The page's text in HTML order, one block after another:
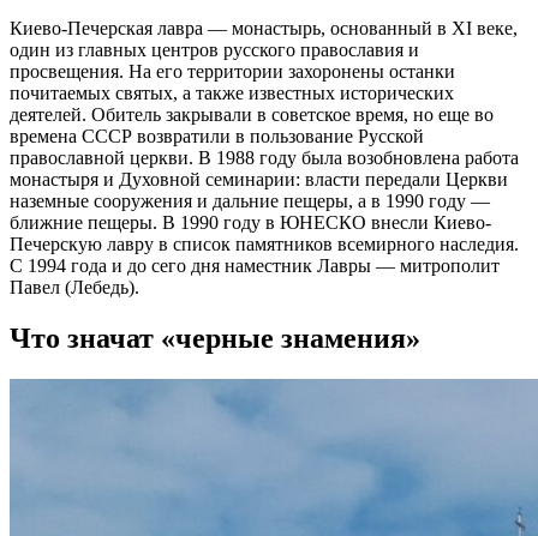
Киево-Печерская лавра — монастырь, основанный в XI веке,
один из главных центров русского православия и
просвещения. На его территории захоронены останки
почитаемых святых, а также известных исторических
деятелей. Обитель закрывали в советское время, но еще во
времена СССР возвратили в пользование Русской
православной церкви. В 1988 году была возобновлена работа
монастыря и Духовной семинарии: власти передали Церкви
наземные сооружения и дальние пещеры, а в 1990 году —
ближние пещеры. В 1990 году в ЮНЕСКО внесли Киево-
Печерскую лавру в список памятников всемирного наследия.
С 1994 года и до сего дня наместник Лавры — митрополит
Павел (Лебедь).
Что значат «черные знамения»